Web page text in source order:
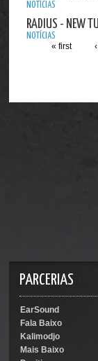
NOTÍCIAS
RADIUS - NEW
NOTÍCIAS
« first
PARCERIAS
EarSound
Fala Baixo
Kalimodjo
Mais Baixo